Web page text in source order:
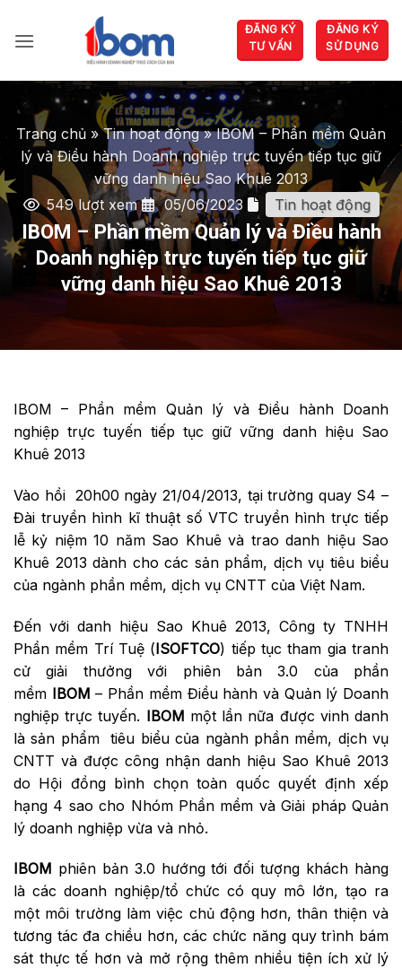
qua
dung
ĐĂNG KÝ
TƯ VẤN
ĐĂNG KÝ
SỬ DỤNG
Trang chủ »Tin hoạt động»IBOM – Phần mềm Quản
lý và Điều hành Doanh nghiệp trực tuyến tiếp tục giữ
vững danh hiệu Sao Khuê 2013
549 lượt xem
05/06/2023 Tin hoạt động
IBOM – Phần mềm Quản lý và Điều hành
Doanh nghiệp trực tuyến tiếp tục giữ
vững danh hiệu Sao Khuê 2013
IBOM – Phần mềm Quản lý và Điều hành Doanh
nghiệp trực tuyến tiếp tục giữ vững danh hiệu Sao
Khuê 2013
Vào hồi 20h00 ngày 21/04/2013, tại trường quay S4 –
Đài truyền hình kĩ thuật số VTC truyền hình trực tiếp
lễ kỷ niệm 10 năm Sao Khuê và trao danh hiệu Sao
Khuê 2013 dành cho các sản phẩm, dịch vụ tiêu biểu
của ngành phần mềm, dịch vụ CNTT của Việt Nam.
Đến với danh hiệu Sao Khuê 2013, Công ty TNHH
Phần mềm Trí Tuệ (ISOFTCO) tiếp tục tham gia tranh
cử giải thưởng với phiên bản 3.0 của phần
mềm IBOM – Phần mềm Điều hành và Quản lý Doanh
nghiệp trực tuyến. IBOM một lần nữa được vinh danh
là sản phẩm tiêu biểu của ngành phần mềm, dịch vụ
CNTT và được công nhận danh hiệu Sao Khuê 2013
do Hội đồng bình chọn toàn quốc quyết định xếp
hạng 4 sao cho Nhóm Phần mềm và Giải pháp Quản
lý doanh nghiệp vừa và nhỏ.
IBOM phiên bản 3.0 hướng tới đối tượng khách hàng
là các doanh nghiệp/tổ chức có quy mô lớn, tạo ra
một môi trường làm việc chủ động hơn, thân thiện và
tương tác đa chiều hơn, các chức năng quy trình bám
sát thực tế hơn và mở rộng thêm nhiều tiện ích xử lý